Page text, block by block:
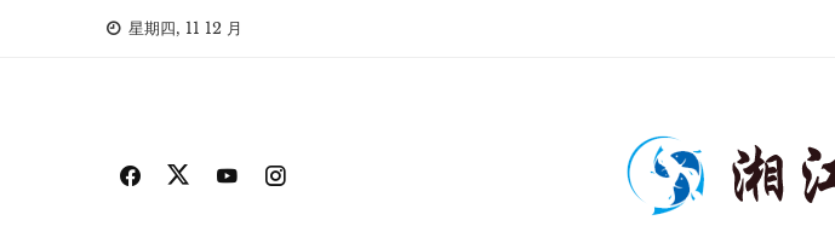
星期四, 11 12 月